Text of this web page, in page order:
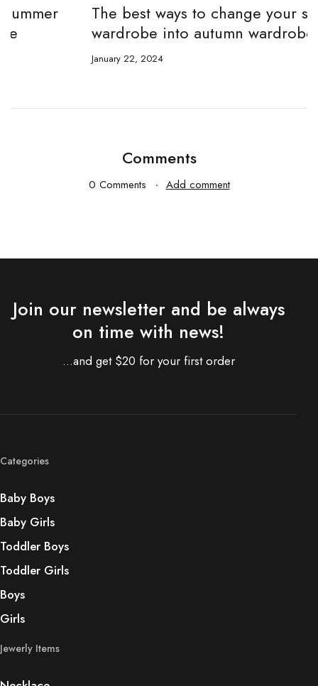
The best ways to change your summer
wardrobe into autumn wardrobe
Comments
0 Comments Add comment
Join our newsletter and be always
on time with news!
...and get $20 for your first order
Categories
Baby Boys
Baby Girls
Toddler Boys
Toddler Girls
Boys
Girls
Jewerly Items